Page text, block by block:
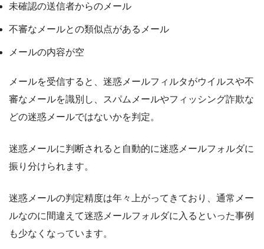
未確認の送信者からのメール
不審なメールとの類似点があるメール
メールの内容が空
メールを受信すると、迷惑メールフィルタがウイルスや不
審なメールを識別し、スパムメールやフィッシング詐欺な
どの迷惑メールではないかを判定。
迷惑メールに判断されると自動的に迷惑メールフォルダに
振り分けられます。
迷惑メールの判定精度は年々上がってきており、通常メー
ルなのに間違えて迷惑メールフォルダに入るといった事例
も少なくなっています。